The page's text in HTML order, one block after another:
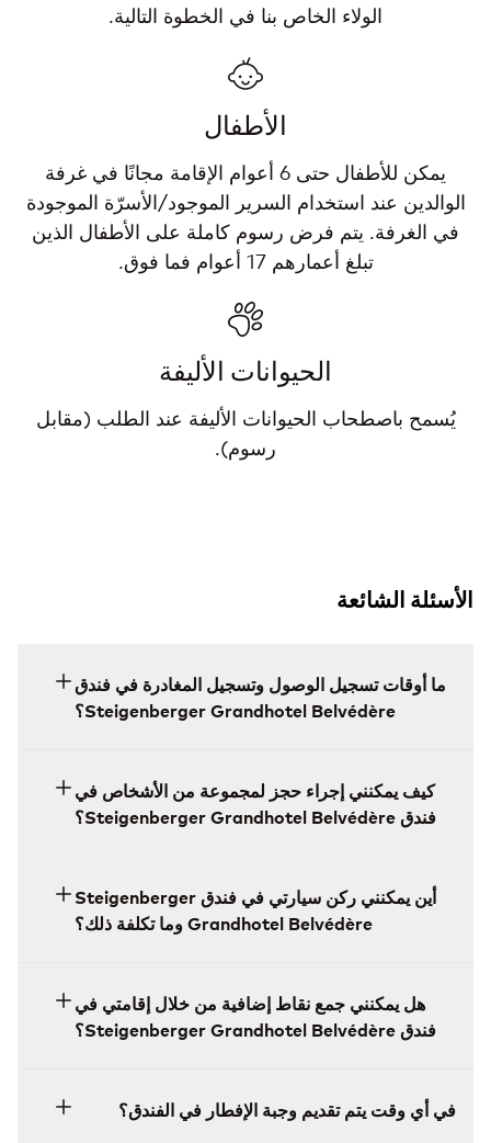
الولاء الخاص بنا في الخطوة التالية.
الأطفال
يمكن للأطفال حتى 6 أعوام الإقامة مجانًا في غرفة
الوالدين عند استخدام السرير الموجود/الأسرّة الموجودة
في الغرفة. يتم فرض رسوم كاملة على الأطفال الذين
تبلغ أعمارهم 17 أعوام فما فوق.
الحيوانات الأليفة
يُسمح باصطحاب الحيوانات الأليفة عند الطلب (مقابل
رسوم).
الأسئلة الشائعة
ما أوقات تسجيل الوصول وتسجيل المغادرة في فندق
Steigenberger Grandhotel Belvédère؟
كيف يمكنني إجراء حجز لمجموعة من الأشخاص في
فندق Steigenberger Grandhotel Belvédère؟
أين يمكنني ركن سيارتي في فندق Steigenberger
Grandhotel Belvédère وما تكلفة ذلك؟
هل يمكنني جمع نقاط إضافية من خلال إقامتي في
فندق Steigenberger Grandhotel Belvédère؟
في أي وقت يتم تقديم وجبة الإفطار في الفندق؟